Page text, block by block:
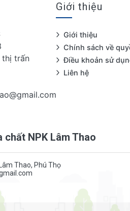
thị trấn
Giới thiệu
Giới thiệu
Chính sách về
Điều khoản sử
Liên hệ
chất NPK Lâm Thao
Thao, Phú Thọ